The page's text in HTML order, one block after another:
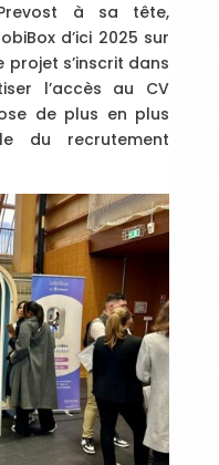
à sa tête,
d’ici 2025 sur
s’inscrit dans
l’accès au CV
de plus en plus
du recrutement